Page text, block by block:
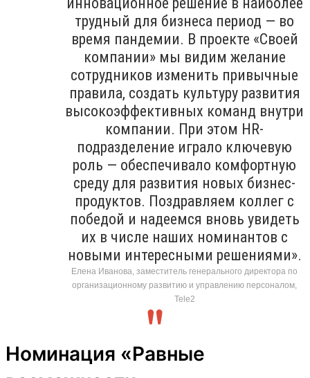
трудный для бизнеса период — во
время пандемии. В проекте «Своей
компании» мы видим желание
сотрудников изменить привычные
правила, создать культуру развития
высокоэффективных команд внутри
компании. При этом HR-
подразделение играло ключевую
роль — обеспечивало комфортную
среду для развития новых бизнес-
продуктов. Поздравляем коллег с
победой и надеемся вновь увидеть
их в числе наших номинантов с
новыми интересными решениями».
Елена Иванова, заместитель генерального директора по
организационному развитию и управлению персоналом,
Tele2
Номинация «Равные